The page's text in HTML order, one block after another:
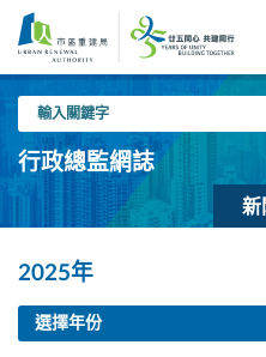
要
入
關
鍵
行政總監網誌
新
2025年
選擇年份